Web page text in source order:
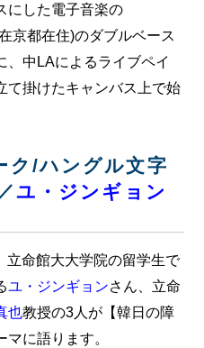
にした電子音楽の
京都在住)のダブルベース
、中LAによるライブペイ
て掛けたキャンバス上で始
ク/ハングル文字
ユ・ジンギョン
立命館大大学院の留学生で
ユ・ジンギョンさん、立命
也教授の3人が【韓日の障
に語ります。